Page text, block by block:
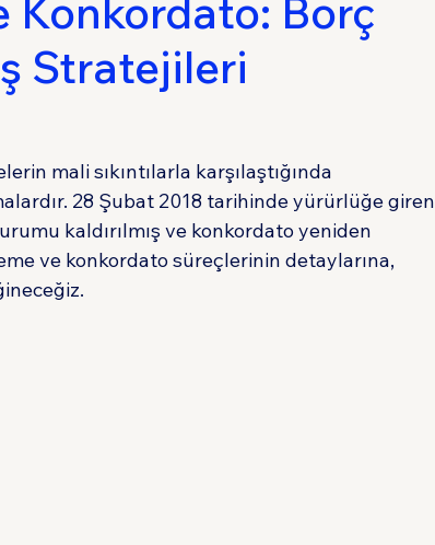
Tüketici Hukuku
Konkordato: Borç
Stratejileri
mali sıkıntılarla karşılaştığında
28 Şubat 2018 tarihinde yürürlüğe giren
kaldırılmış ve konkordato yeniden
ve konkordato süreçlerinin detaylarına,